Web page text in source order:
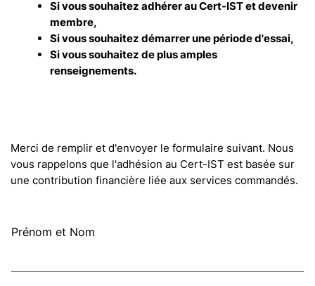
Si vous souhaitez adhérer au Cert-IST et devenir
membre,
Si vous souhaitez démarrer une période d'essai,
Si vous souhaitez de plus amples
renseignements.
Merci de remplir et d'envoyer le formulaire suivant. Nous
vous rappelons que l'adhésion au Cert-IST est basée sur
une contribution financière liée aux services commandés.
Prénom et Nom